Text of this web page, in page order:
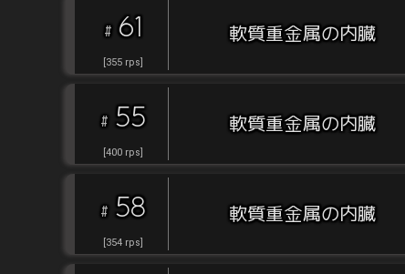
# 61
[355 rps]
軟質重金属の内臓
# 55
[400 rps]
軟質重金属の内臓
# 58
[354 rps]
軟質重金属の内臓